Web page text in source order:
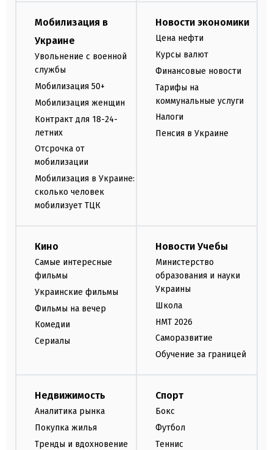
Мобилизация в
Украине
Увольнение с военной
службы
Мобилизация 50+
Мобилизация женщин
Контракт для 18-24-
летних
Отсрочка от
мобилизации
Мобилизация в Украине:
сколько человек
мобилизует ТЦК
Новости экономики
Цена нефти
Курсы валют
Финансовые новости
Тарифы на
коммунальные услуги
Налоги
Пенсия в Украине
Кино
Самые интересные
фильмы
Украинские фильмы
Фильмы на вечер
Комедии
Сериалы
Новости Учебы
Министерство
образования и науки
Украины
Школа
НМТ 2026
Саморазвитие
Обучение за границей
Недвижимость
Аналитика рынка
Покупка жилья
Тренды и вдохновение
Спорт
Бокс
Футбол
Теннис